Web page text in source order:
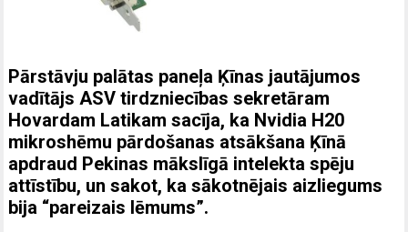
Pārstāvju palātas paneļa Ķīnas jautājumos
vadītājs ASV tirdzniecības sekretāram
Hovardam Latikam sacīja, ka Nvidia H20
mikroshēmu pārdošanas atsākšana Ķīnā
apdraud Pekinas mākslīgā intelekta spēju
attīstību, un sakot, ka sākotnējais aizliegums
bija “pareizais lēmums”.